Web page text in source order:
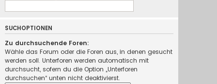
SUCHOPTIONEN
Zu durchsuchende Foren:
Wähle das Forum oder die Foren aus, in denen gesucht
werden soll. Unterforen werden automatisch mit
durchsucht, sofern du die Option „Unterforen
durchsuchen“ unten nicht deaktivierst.